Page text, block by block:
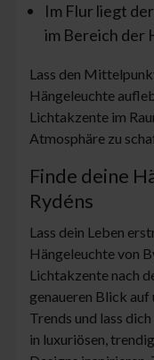
Im Flur liegt
im Bereich der
Lass den
Hängeleuchte
Lichtakzente im
Atmosphäre zu
Finde deine
Rydéns
Lass dein Leben
Hängeleuchte von
Lichtakzente nach
genaueren Blick
Trends und lass
in luxuriösen,